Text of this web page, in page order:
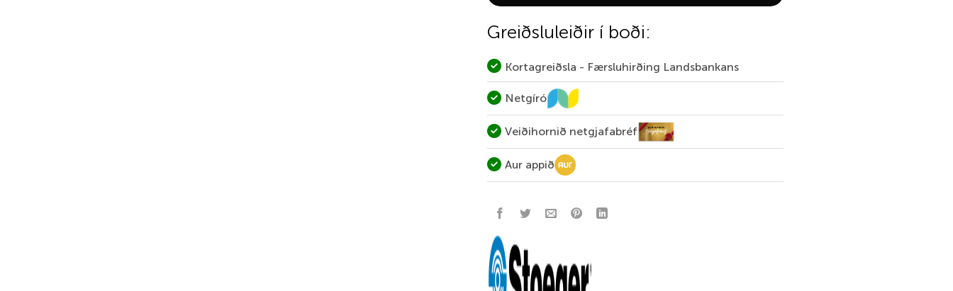
Greiðsluleiðir í boði:
Kortagreiðsla - Færsluhirðing Landsbankans
Netgíró
Veiðihornið netgjafabréf
Aur appið